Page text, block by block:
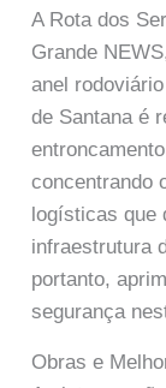
A Rota dos
Grande
anel
de Santana é
concentrando
logísticas que
infraestrutura
portanto,
segurança
Obras e